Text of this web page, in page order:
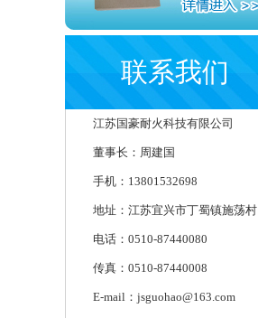
联系我们
江苏国豪耐火科技有限公司
董事长：周建国
手机：13801532698
地址：江苏宜兴市丁蜀镇施荡村
电话：0510-87440080
传真：0510-87440008
E-mail：jsguohao@163.com